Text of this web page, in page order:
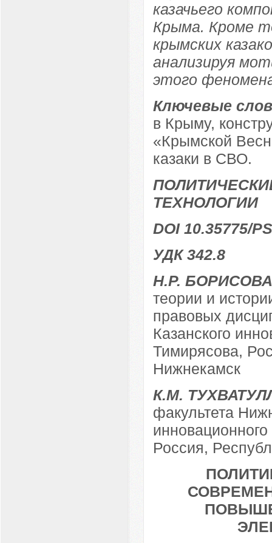
казачьего
Крыма. Кроме
крымских
анализируя
этого
Ключевые
в Крыму,
«Крымской
казаки в СВО.
ТЕХНОЛОГИИ
DOI 10.35775/
УДК 342.8
Н.Р. БОРИСОВА
теории и
правовых
Казанского
Тимирясова,
Нижнекамск
К.М.
факультета
Россия,